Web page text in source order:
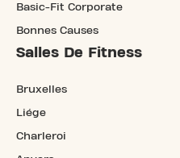
Basic-Fit Corporate
Bonnes Causes
Salles De Fitness
Bruxelles
Liége
Charleroi